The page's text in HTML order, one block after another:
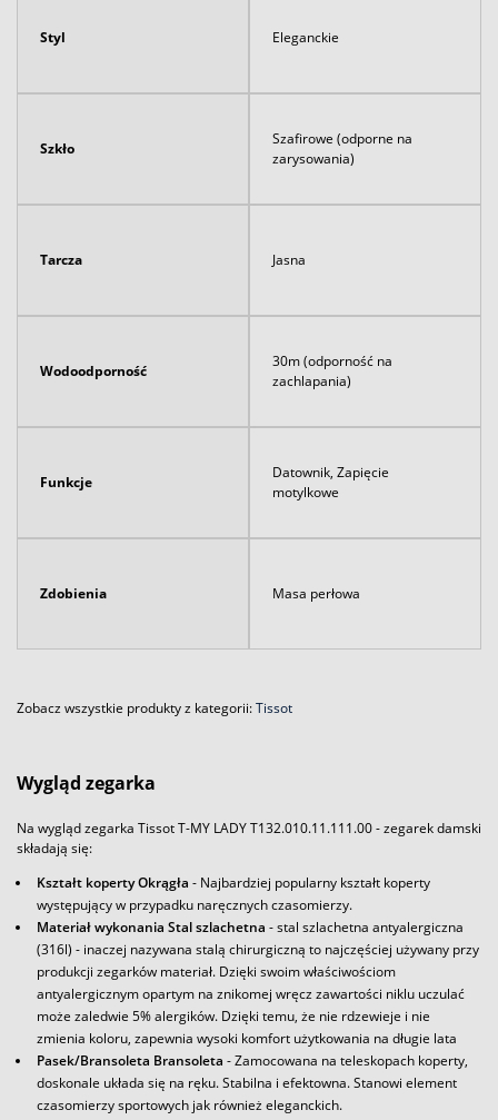
Styl Eleganckie
Szkło
Szafirowe (odporne na
zarysowania)
Tarcza Jasna
Wodoodporność
30m (odporność na
zachlapania)
Funkcje
Datownik, Zapięcie
motylkowe
Zdobienia Masa perłowa
Zobacz wszystkie produkty z kategorii:Tissot
Wygląd zegarka
Na wygląd zegarka Tissot T-MY LADY T132.010.11.111.00 - zegarek damski
składają się:
Kształt koperty Okrągła - Najbardziej popularny kształt koperty
występujący w przypadku naręcznych czasomierzy.
Materiał wykonania Stal szlachetna - stal szlachetna antyalergiczna
(316l) - inaczej nazywana stalą chirurgiczną to najczęściej używany przy
produkcji zegarków materiał. Dzięki swoim właściwościom
antyalergicznym opartym na znikomej wręcz zawartości niklu uczulać
może zaledwie 5% alergików. Dzięki temu, że nie rdzewieje i nie
zmienia koloru, zapewnia wysoki komfort użytkowania na długie lata
Pasek/Bransoleta Bransoleta - Zamocowana na teleskopach koperty,
doskonale układa się na ręku. Stabilna i efektowna. Stanowi element
czasomierzy sportowych jak również eleganckich.